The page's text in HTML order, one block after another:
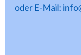
oder E-Mail: